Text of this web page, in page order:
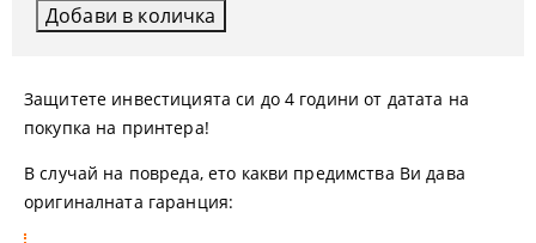
Защитете инвестицията си до 4 години от датата на
покупка на принтера!
В случай на повреда, ето какви предимства Ви дава
оригиналната гаранция: